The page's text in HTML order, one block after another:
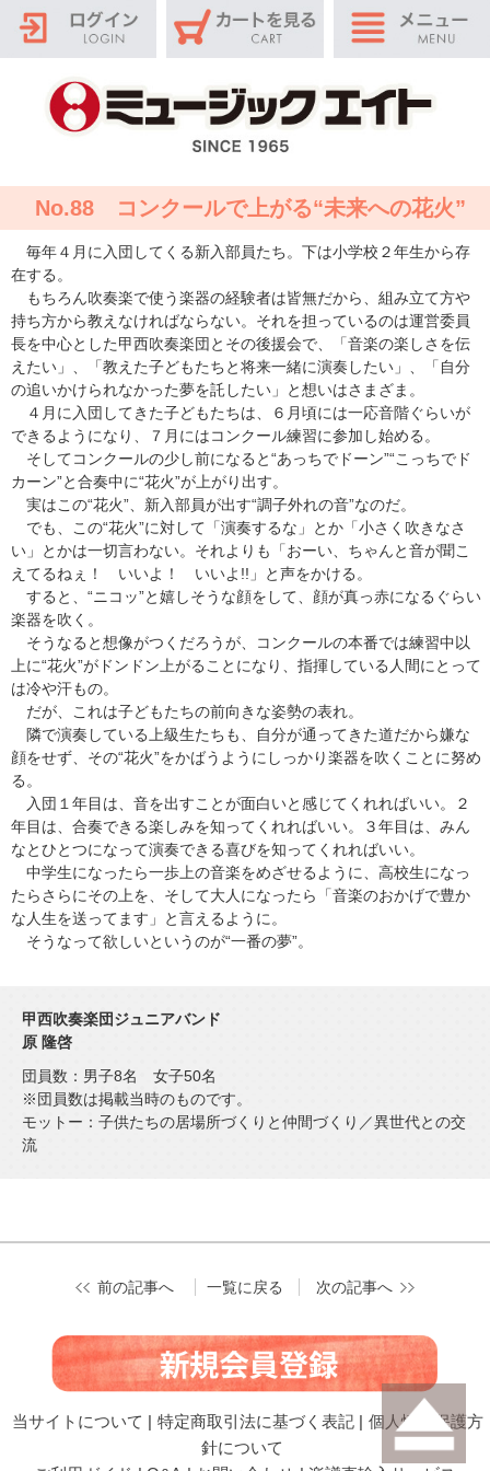
No.88 コンクールで上がる“未来への花火”
毎年４月に入団してくる新入部員たち。下は小学校２年生から存
在する。
もちろん吹奏楽で使う楽器の経験者は皆無だから、組み立て方や
持ち方から教えなければならない。それを担っているのは運営委員
長を中心とした甲西吹奏楽団とその後援会で、「音楽の楽しさを伝
えたい」、「教えた子どもたちと将来一緒に演奏したい」、「自分
の追いかけられなかった夢を託したい」と想いはさまざま。
４月に入団してきた子どもたちは、６月頃には一応音階ぐらいが
できるようになり、７月にはコンクール練習に参加し始める。
そしてコンクールの少し前になると“あっちでドーン”“こっちでド
カーン”と合奏中に“花火”が上がり出す。
実はこの“花火”、新入部員が出す“調子外れの音”なのだ。
でも、この“花火”に対して「演奏するな」とか「小さく吹きなさ
い」とかは一切言わない。それよりも「おーい、ちゃんと音が聞こ
えてるねぇ！ いいよ！ いいよ!!」と声をかける。
すると、“ニコッ”と嬉しそうな顔をして、顔が真っ赤になるぐらい
楽器を吹く。
そうなると想像がつくだろうが、コンクールの本番では練習中以
上に“花火”がドンドン上がることになり、指揮している人間にとって
は冷や汗もの。
だが、これは子どもたちの前向きな姿勢の表れ。
隣で演奏している上級生たちも、自分が通ってきた道だから嫌な
顔をせず、その“花火”をかばうようにしっかり楽器を吹くことに努め
る。
入団１年目は、音を出すことが面白いと感じてくれればいい。２
年目は、合奏できる楽しみを知ってくれればいい。３年目は、みん
なとひとつになって演奏できる喜びを知ってくれればいい。
中学生になったら一歩上の音楽をめざせるように、高校生になっ
たらさらにその上を、そして大人になったら「音楽のおかげで豊か
な人生を送ってます」と言えるように。
そうなって欲しいというのが“一番の夢”。
甲西吹奏楽団ジュニアバンド
原 隆啓
団員数：男子8名 女子50名
※団員数は掲載当時のものです。
モットー：子供たちの居場所づくりと仲間づくり／異世代との交
流
前の記事へ 一覧に戻る 次の記事へ
当サイトについて | 特定商取引法に基づく表記 | 個人情報保護方
針について